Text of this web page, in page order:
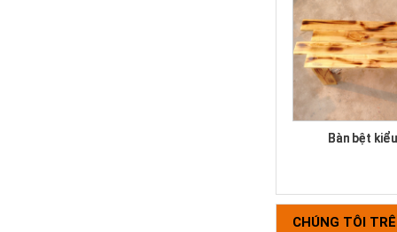
Bàn bệt
CHÚNG TÔI